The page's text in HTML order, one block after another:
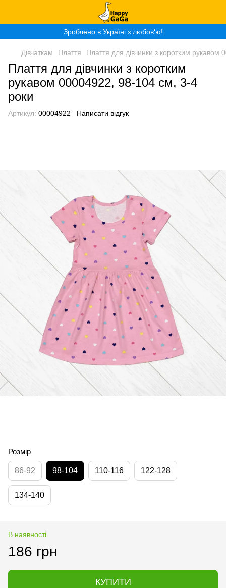
Зроблено в Україні з любов‘ю!
Дівчаткам Плаття Плаття для дівчинки з коротким
Плаття для дівчинки з коротким
рукавом 00004922, 98-104 см, 3-4
роки
Артикул: 00004922 Написати відгук
Розмір
86-92 98-104 110-116 122-128
134-140
В наявності
186 грн
КУПИТИ